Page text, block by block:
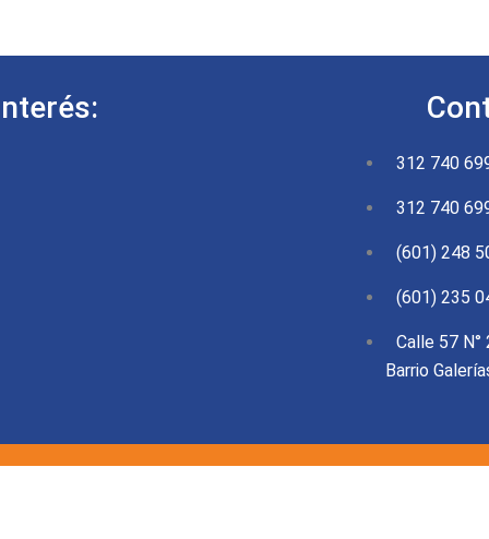
312 740
312 740
(601) 248
(601) 235
Calle 57 N°
Barrio